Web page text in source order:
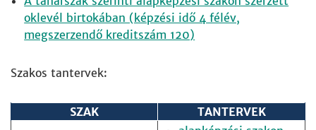
oklevél birtokában (képzési idő 4 félév,
megszerzendő kreditszám 120)
Szakos tantervek:
SZAK TANTERVEK